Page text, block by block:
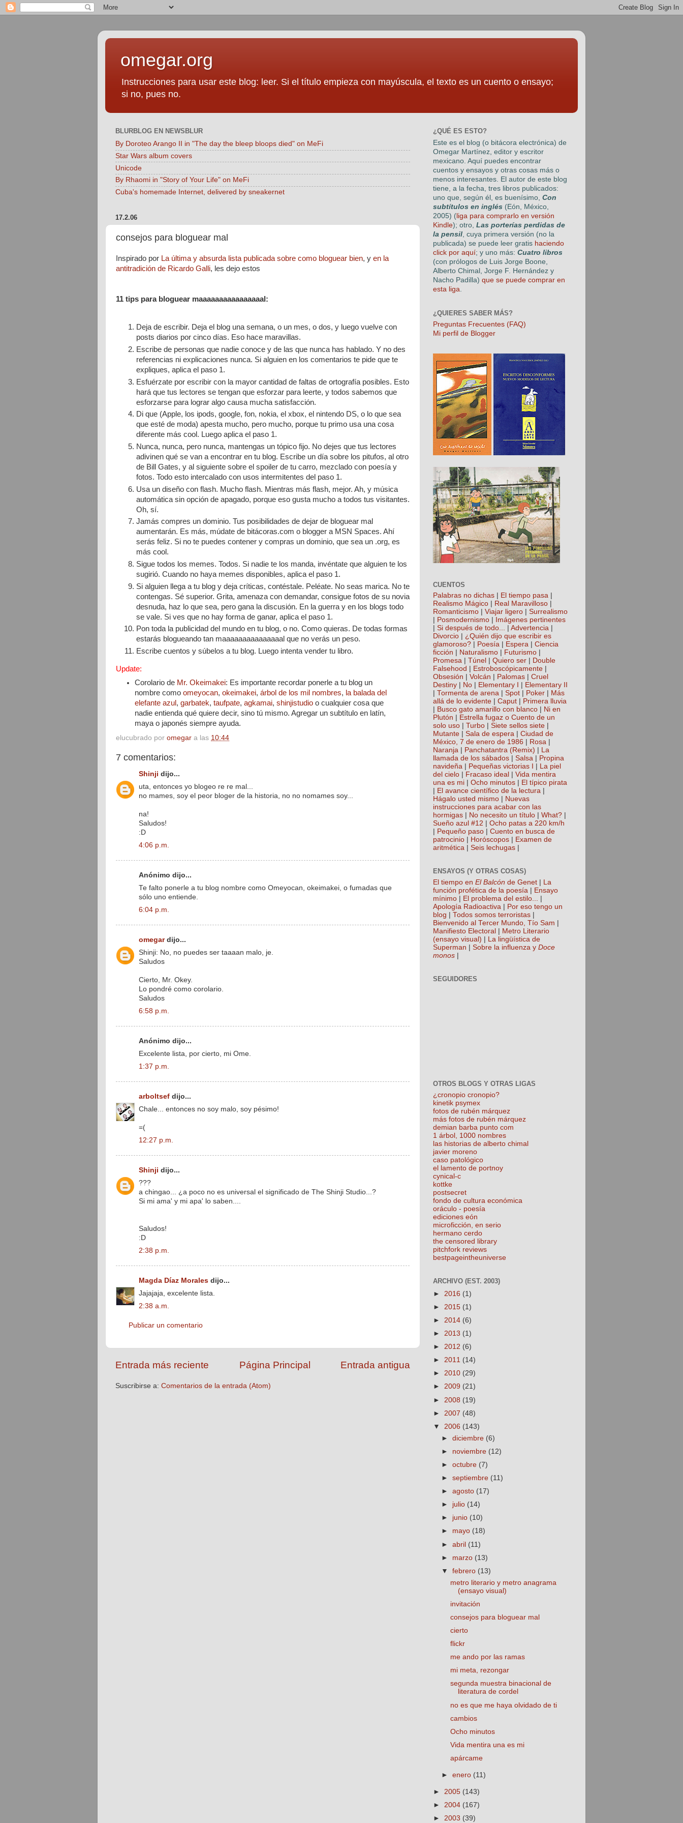
omegar.org
Instrucciones para usar este blog: leer. Si el título empieza con mayúscula, el texto es un cuento o ensayo;
si no, pues no.
BLURBLOG EN NEWSBLUR
By Doroteo Arango II in "The day the bleep bloops died" on MeFi
Star Wars album covers
Unicode
By Rhaomi in "Story of Your Life" on MeFi
Cuba's homemade Internet, delivered by sneakernet
17.2.06
consejos para bloguear mal
Inspirado por La última y absurda lista publicada sobre como bloguear bien, y en la
antitradición de Ricardo Galli, les dejo estos
11 tips para bloguear maaaaaaaaaaaaaaaal:
Deja de escribir. Deja el blog una semana, o un mes, o dos, y luego vuelve con
posts diarios por cinco días. Eso hace maravillas.
Escribe de personas que nadie conoce y de las que nunca has hablado. Y no des
referencias ni explicaciones nunca. Si alguien en los comentarios te pide que te
expliques, aplica el paso 1.
Esfuérzate por escribir con la mayor cantidad de faltas de ortografía posibles. Esto
hará que tus lectores se tengan que esforzar para leerte, y todos sabemos que
esforzarse para lograr algo causa mucha satisfacción.
Di que (Apple, los ipods, google, fon, nokia, el xbox, el nintendo DS, o lo que sea
que esté de moda) apesta mucho, pero mucho, porque tu primo usa una cosa
diferente más cool. Luego aplica el paso 1.
Nunca, nunca, pero nunca, mantengas un tópico fijo. No dejes que tus lectores
adivinen qué se van a encontrar en tu blog. Escribe un día sobre los pitufos, al otro
de Bill Gates, y al siguiente sobre el spoiler de tu carro, mezclado con poesía y
fotos. Todo esto intercalado con usos intermitentes del paso 1.
Usa un diseño con flash. Mucho flash. Mientras más flash, mejor. Ah, y música
automática sin opción de apagado, porque eso gusta mucho a todos tus visitantes.
Oh, sí.
Jamás compres un dominio. Tus posibilidades de dejar de bloguear mal
aumentarán. Es más, múdate de bitácoras.com o blogger a MSN Spaces. Ahí
serás feliz. Si no te puedes contener y compras un dominio, que sea un .org, es
más cool.
Sigue todos los memes. Todos. Si nadie te los manda, invéntate que alguien te los
sugirió. Cuando no haya memes disponibles, aplica el paso 1.
Si alguien llega a tu blog y deja críticas, contéstale. Peléate. No seas marica. No te
contengas. Sé superior. Grita, amenaza con demandar, consigue fotos de su novia
desnuda, haz lo que sea, pero gana la discusión. En la guerra y en los blogs todo
se vale. Si ves que no hay forma de ganar, aplica el paso 1.
Pon toda la publicidad del mundo en tu blog, o no. Como quieras. De todas formas
estarás blogueando tan maaaaaaaaaaaaaaal que no verás un peso.
Escribe cuentos y súbelos a tu blog. Luego intenta vender tu libro.
Update:
Corolario de Mr. Okeimakei: Es importante recordar ponerle a tu blog un
nombre comoomeyocan,okeimakei,árbol de los mil nombres, la balada del
elefante azul ,garbatek,taufpate,agkamai,shinjistudio o cualquier cosa que
nadie entienda qué quiere decir, sino tú mismo. Agregar un subtítulo en latín,
maya o japonés siempre ayuda.
elucubrado por omegar a las 10:44
7 comentarios:
Shinji dijo...
uta, entonces yo blogeo re re mal...
no mames, soy el peor bloger de la historia, no no nomames soy...
na!
Saludos!
:D
4:06 p.m.
Anónimo dijo...
Te falto ponerle a tu blog nombre como Omeyocan, okeimakei, o fumadas que
sólo uno entiende.
6:04 p.m.
omegardijo...
Shinji: No, no puedes ser taaaan malo, je.
Saludos
Cierto, Mr. Okey.
Lo pondré como corolario.
Saludos
6:58 p.m.
Anónimo dijo...
Excelente lista, por cierto, mi Ome.
1:37 p.m.
arboltsef dijo...
Chale... entonces no soy malo, soy pésimo!
=(
12:27 p.m.
Shinji dijo...
???
a chingao... ¿a poco no es universal el significado de The Shinji Studio...?
Si mi ama' y mi apa' lo saben....
Saludos!
:D
2:38 p.m.
Magda Díaz Morales dijo...
Jajajaja, excelente lista.
2:38 a.m.
Publicar un comentario
Entrada más reciente Entrada antigua
Página Principal
Suscribirse a: Comentarios de la entrada (Atom)
¿QUÉ ES ESTO?
Este es el blog (o bitácora electrónica) de
Omegar Martínez , editor y escritor
mexicano. Aquí puedes encontrar
cuentos y ensayos y otras cosas más o
menos interesantes. El autor de este blog
tiene, a la fecha, tres libros publicados:
uno que, según él, es buenísimo, Con
subtítulos en inglés (Eón, México,
2005) ( liga para comprarlo en versión
Kindle); otro, Las porterías perdidas de
la pensil , cuya primera versión (no la
publicada) se puede leer gratis haciendo
click por aquí; y uno más: Cuatro libros
(con prólogos de Luis Jorge Boone,
Alberto Chimal, Jorge F. Hernández y
Nacho Padilla) que se puede comprar en
esta liga
¿QUIERES SABER MÁS?
Preguntas Frecuentes (FAQ)
Mi perfil de Blogger
CUENTOS
Palabras no dichas
El tiempo pasa
Realismo Mágico
Real Maravilloso
Romanticismo
Viajar ligero
Surrealismo
Posmodernismo
Imágenes pertinentes
Si después de todo... Advertencia
Divorcio
¿Quién dijo que escribir es
glamoroso?
Poesía Espera
Ciencia
ficción
Naturalismo Futurismo
Promesa
Túnel Quiero ser
Double
Falsehood
Estroboscópicamente
Obsesión
Volcán Palomas
Cruel
Destiny
No Elementary I
Elementary II
Tormenta de arena Spot Poker
Más
allá de lo evidente
Caput
Primera lluvia
Busco gato amarillo con blanco
Ni en
Plutón
Estrella fugaz o Cuento de un
solo uso
Turbo Siete sellos siete
Mutante
Sala de espera
Ciudad de
México, 7 de enero de 1986
Rosa
Naranja
Panchatantra (Remix)
La
llamada de los sábados
Salsa
Propina
navideña
Pequeñas victorias I
La piel
del cielo
Fracaso ideal
Vida mentira
una es mi
Ocho minutos
El típico pirata
El avance científico de la lectura
Hágalo usted mismo
Nuevas
instrucciones para acabar con las
hormigas
No necesito un título What?
Sueño azul #12
Ocho patas a 220 km/h
Pequeño paso
Cuento en busca de
patrocinio
Horóscopos
Examen de
aritmética
Seis lechugas
ENSAYOS (Y OTRAS COSAS)
El tiempo en El Balcón de Genet | La
función profética de la poesía | Ensayo
mínimo | El problema del estilo...
|
Apología Radioactiva | Por eso tengo un
blog | Todos somos terroristas |
Bienvenido al Tercer Mundo, Tío Sam |
Manifiesto Electoral | Metro Literario
(ensayo visual) | La lingüística de
Superman | Sobre la influenza y Doce
monos |
SEGUIDORES
OTROS BLOGS Y OTRAS LIGAS
¿cronopio cronopio?
kinetik psymex
fotos de rubén márquez
más fotos de rubén márquez
demian barba punto com
1 árbol, 1000 nombres
las historias de alberto chimal
javier moreno
caso patológico
el lamento de portnoy
cynical-c
kottke
postsecret
fondo de cultura económica
oráculo - poesía
ediciones eón
microficción, en serio
hermano cerdo
the censored library
pitchfork reviews
bestpageintheuniverse
ARCHIVO (EST. 2003)
► 2016 (1)
► 2015 (1)
► 2014 (6)
► 2013 (1)
► 2012 (6)
► 2011 (14)
► 2010 (29)
► 2009 (21)
► 2008 (19)
► 2007 (48)
▼ 2006 (143)
►diciembre (6)
► noviembre (12)
►octubre (7)
►septiembre (11)
►agosto (17)
► julio (14)
► junio (10)
► mayo (18)
►abril (11)
► marzo (13)
▼febrero (13)
metro literario y metro anagrama
(ensayo visual)
invitación
consejos para bloguear mal
cierto
flickr
me ando por las ramas
mi meta, rezongar
segunda muestra binacional de
literatura de cordel
no es que me haya olvidado de ti
cambios
Ocho minutos
Vida mentira una es mi
apárcame
►enero (11)
► 2005 (143)
► 2004 (167)
► 2003 (39)